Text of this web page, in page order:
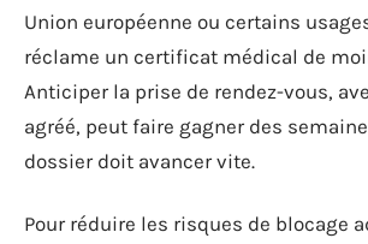
Union européenne ou certains
réclame un certificat médical de
Anticiper la prise de rendez-vous,
agréé, peut faire gagner des
dossier doit avancer vite.
Pour réduire les risques de blocage